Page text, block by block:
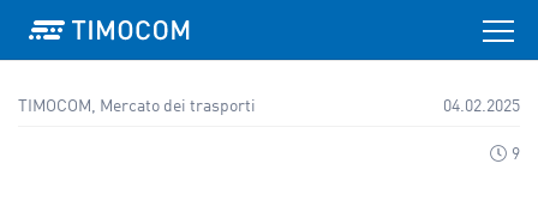
TIMOCOM, Mercato dei trasporti 04.02.2025
9